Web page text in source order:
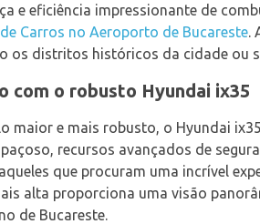
e eficiência impressionante de
Carros no Aeroporto de Bucareste.
os distritos históricos da cidade ou
com o robusto Hyundai ix35
maior e mais robusto, o Hyundai
recursos avançados de
que procuram uma incrível
alta proporciona uma visão
de Bucareste.